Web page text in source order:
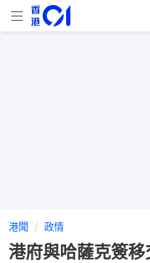
港聞 政情
港府與哈薩克簽